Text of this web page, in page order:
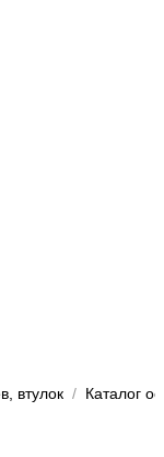
втулок / Каталог